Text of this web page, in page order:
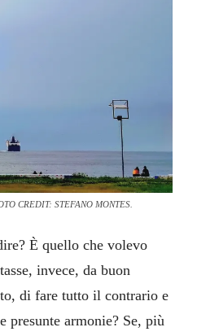
CREDIT: STEFANO MONTES.
È quello che volevo
invece, da buon
di fare tutto il contrario e
presunte armonie? Se, più